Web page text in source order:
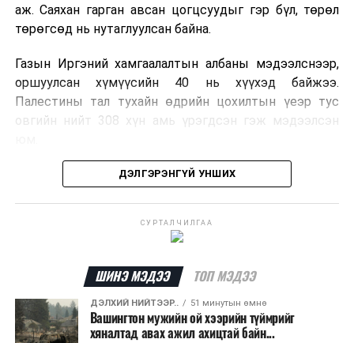
аж. Саяхан гарган авсан цогцсуудыг гэр бүл, төрөл
төрөгсөд нь нутаглуулсан байна.
Газын Иргэний хамгаалалтын албаны мэдээлснээр,
оршуулсан хүмүүсийн 40 нь хүүхэд байжээ.
Палестины тал тухайн өдрийн цохилтын үеэр тус
овгийн нийт 308 хүн амь үрэгдсэн гэж мэдээлсэн
Олон улсын хэвлэлүүдийн мэдээлснээр, Израилын
ДЭЛГЭРЭНГҮЙ УНШИХ
СУРТАЛЧИЛГАА
ШИНЭ МЭДЭЭ ТОП МЭДЭЭ
ДЭЛХИЙ НИЙТЭЭР.. 51 минутын өмнө
Вашингтон мужийн ой хээрийн түймрийг
хяналтад авах ажил ахицтай байн...